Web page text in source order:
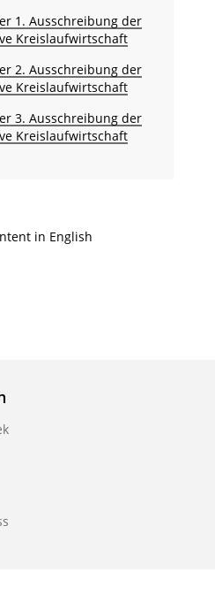
1. Ausschreibung der
Kreislaufwirtschaft
2. Ausschreibung der
Kreislaufwirtschaft
3. Ausschreibung der
Kreislaufwirtschaft
in English